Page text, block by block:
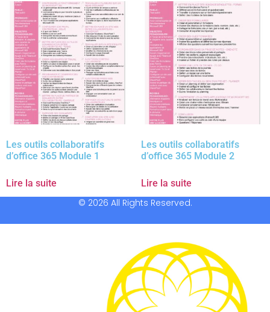
Les outils collaboratifs
d’office 365 Module 1
Lire la suite
Les outils collaboratifs
d’office 365 Module 2
Lire la suite
© 2026 All Rights Reserved.